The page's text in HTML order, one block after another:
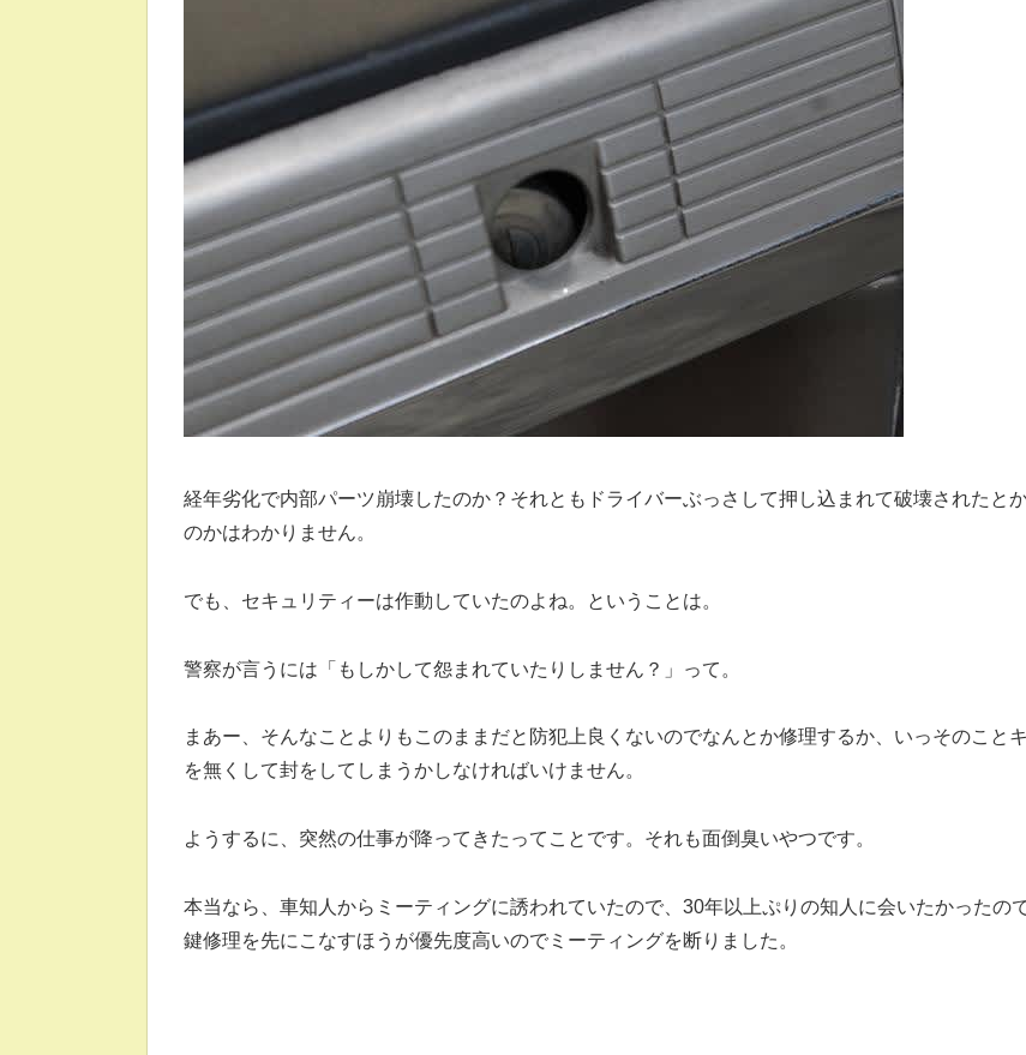
経年劣化で内部パーツ崩壊したのか？それともドライバーぶっさして押し込まれて破壊されたと
のかはわかりません。
でも、セキュリティーは作動していたのよね。ということは。
警察が言うには「もしかして怨まれていたりしません？」って。
まあー、そんなことよりもこのままだと防犯上良くないのでなんとか修理するか、いっそのこと
を無くして封をしてしまうかしなければいけません。
ようするに、突然の仕事が降ってきたってことです。それも面倒臭いやつです。
本当なら、車知人からミーティングに誘われていたので、30年以上ぷりの知人に会いたかったの
鍵修理を先にこなすほうが優先度高いのでミーティングを断りました。